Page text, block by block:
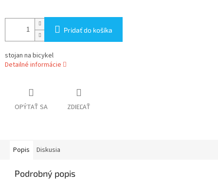
Pridať do košíka
stojan na bicykel
Detailné informácie
OPÝTAŤ SA ZDIEĽAŤ
Popis Diskusia
Podrobný popis